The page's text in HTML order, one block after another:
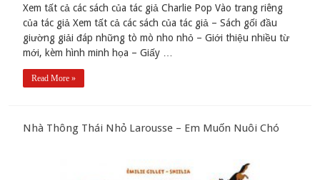
Xem tất cả các sách của tác giả Charlie Pop Vào trang riêng
của tác giả Xem tất cả các sách của tác giả – Sách gối đầu
giường giải đáp những tò mò nho nhỏ – Giới thiệu nhiều từ
mới, kèm hình minh họa – Giấy …
Read More »
Nhà Thông Thái Nhỏ Larousse – Em Muốn Nuôi Chó